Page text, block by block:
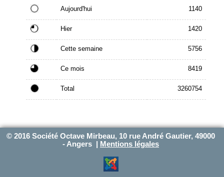
Aujourd'hui 1140
Hier 1420
Cette semaine 5756
Ce mois 8419
Total 3260754
© 2016 Société Octave Mirbeau, 10 rue André Gautier, 49000
- Angers |
Mentions légales